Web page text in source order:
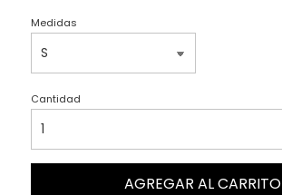
Medidas
Cantidad
AGREGAR AL CARRITO